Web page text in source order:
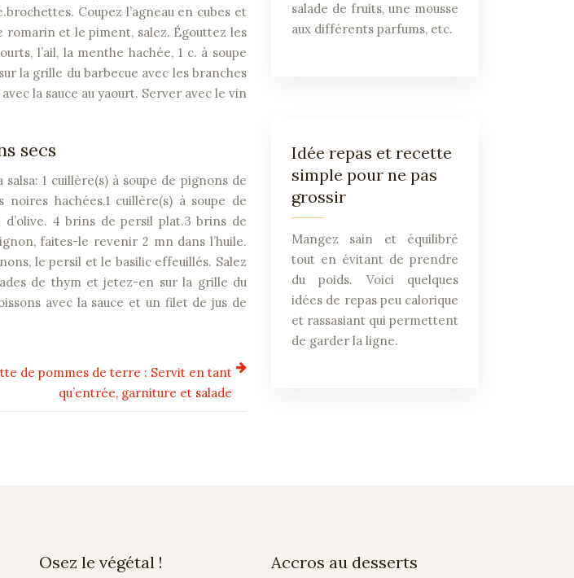
Coupez l’agneau en cubes et
romarin et le piment, salez. Égouttez les
l’ail, la menthe hachée, 1 c. à soupe
la grille du barbecue avec les branches
la sauce au yaourt. Server avec le vin
secs
1 cuillère(s) à soupe de pignons de
hachées.1 cuillère(s) à soupe de
d’olive. 4 brins de persil plat.3 brins de
faites-le revenir 2 mn dans l’huile.
le persil et le basilic effeuillés. Salez
de thym et jetez-en sur la grille du
avec la sauce et un filet de jus de
de pommes de terre : Servit en tant
qu’entrée, garniture et salade
salade de fruits, une mousse
aux différents parfums, etc.
Idée repas et recette
simple pour ne pas
grossir
Mangez sain et équilibré
tout en évitant de prendre
du poids. Voici quelques
idées de repas peu calorique
et rassasiant qui permettent
de garder la ligne.
Osez le végétal ! Accros au desserts